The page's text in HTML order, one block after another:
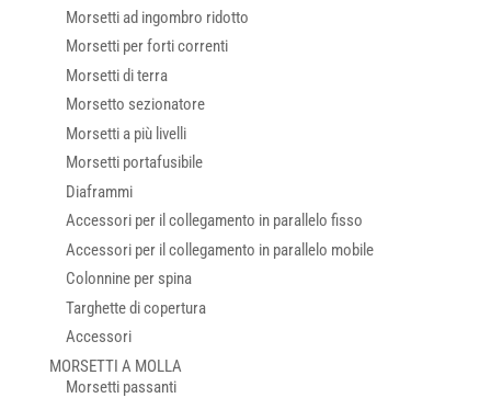
Morsetti ad ingombro ridotto
Morsetti per forti correnti
Morsetti di terra
Morsetto sezionatore
Morsetti a più livelli
Morsetti portafusibile
Diaframmi
Accessori per il collegamento in parallelo fisso
Accessori per il collegamento in parallelo mobile
Colonnine per spina
Targhette di copertura
Accessori
MORSETTI A MOLLA
Morsetti passanti